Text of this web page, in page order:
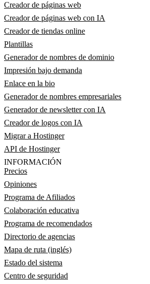
Creador de páginas web
Creador de páginas web con IA
Creador de tiendas online
Plantillas
Generador de nombres de dominio
Impresión bajo demanda
Enlace en la bio
Generador de nombres empresariales
Generador de newsletter con IA
Creador de logos con IA
Migrar a Hostinger
API de Hostinger
INFORMACIÓN
Precios
Opiniones
Programa de Afiliados
Colaboración educativa
Programa de recomendados
Directorio de agencias
Mapa de ruta (inglés)
Estado del sistema
Centro de seguridad